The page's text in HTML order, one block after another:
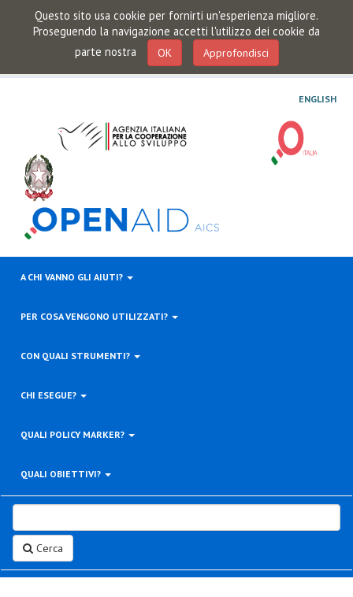
Questo sito usa cookie per fornirti un'esperienza migliore.
Proseguendo la navigazione accetti l'utilizzo dei cookie da
parte nostra
OK Approfondisci
ENGLISH
A CHI VANNO GLI AIUTI?
PER COSA VENGONO UTILIZZATI?
CON QUALI STRUMENTI?
CHI ESEGUE?
QUALI POLICY MARKER?
QUALI OBIETTIVI?
Cerca